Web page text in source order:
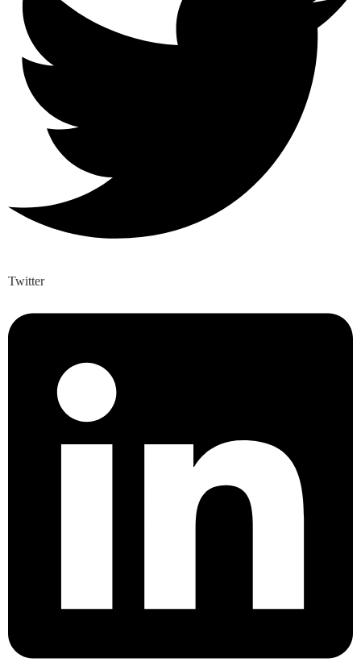
Twitter